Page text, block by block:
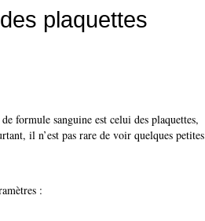
plaquettes
formule sanguine est celui des plaquettes,
il n’est pas rare de voir quelques petites
: